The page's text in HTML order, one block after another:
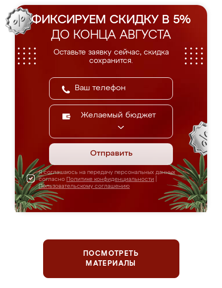
ФИКСИРУЕМ СКИДКУ В 5%
ДО КОНЦА АВГУСТА
Оставьте заявку сейчас, скидка
сохранится.
Желаемый бюджет
Отправить
Я соглашаюсь на передачу персональных данных
согласно Политике конфиденциальности
Пользовательскому соглашению
ПОСМОТРЕТЬ
МАТЕРИАЛЫ